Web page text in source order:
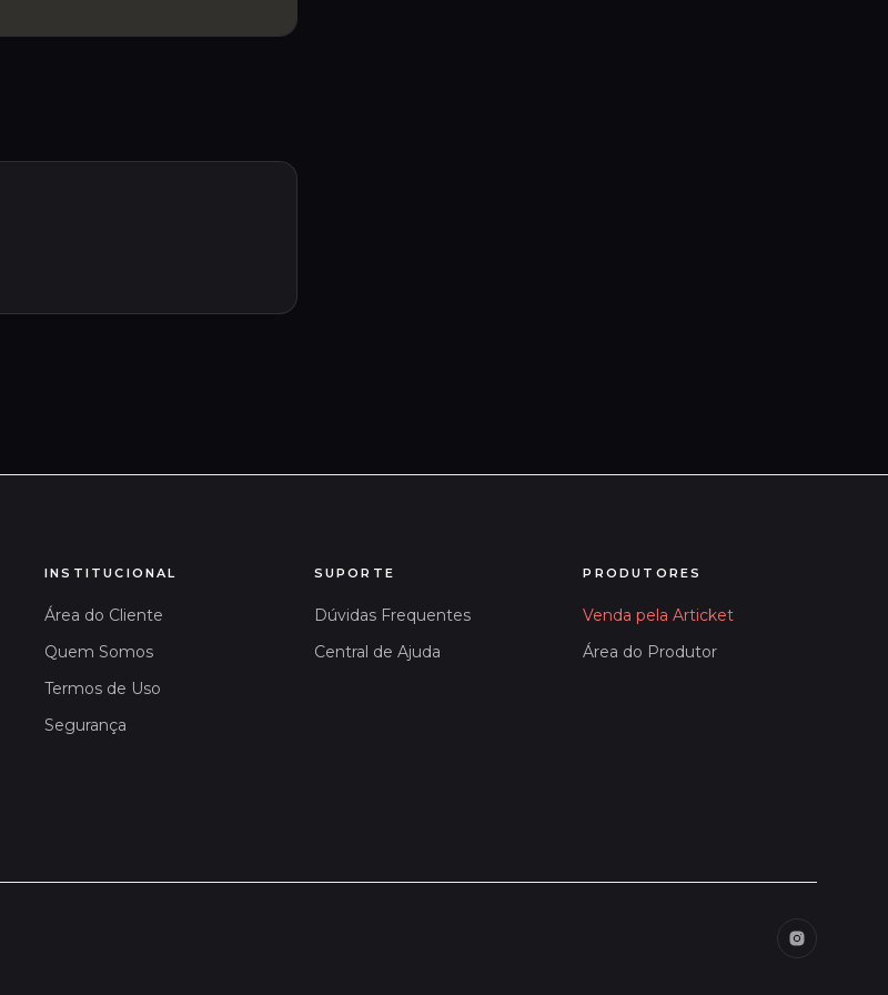
INSTITUCIONAL
Área do Cliente
Quem Somos
Termos de Uso
Segurança
SUPORTE
Dúvidas Frequentes
Central de Ajuda
PRODUTORES
Venda pela Articket
Área do Produtor